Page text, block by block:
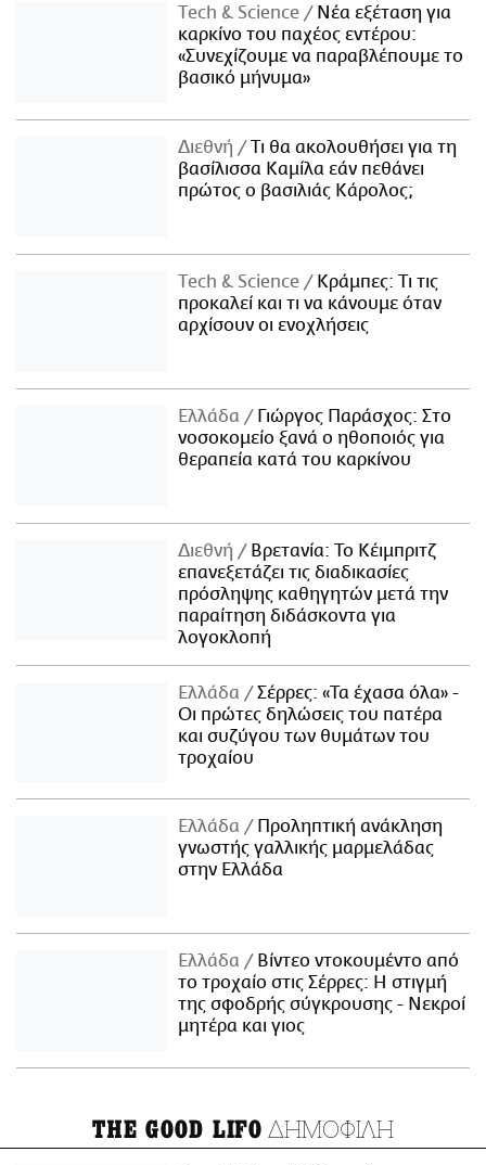
Τech & Science
Νέα εξέταση για
καρκίνο του παχέος εντέρου:
«Συνεχίζουμε να παραβλέπουμε το
βασικό μήνυμα»
Διεθνή
Τι θα ακολουθήσει για τη
βασίλισσα Καμίλα εάν πεθάνει
πρώτος ο βασιλιάς Κάρολος;
Τech & Science
Κράμπες: Τι τις
προκαλεί και τι να κάνουμε όταν
αρχίσουν οι ενοχλήσεις
Ελλάδα
Γιώργος Παράσχος: Στο
νοσοκομείο ξανά ο ηθοποιός για
θεραπεία κατά του καρκίνου
Διεθνή
Βρετανία: Το Κέιμπριτζ
επανεξετάζει τις διαδικασίες
πρόσληψης καθηγητών μετά την
παραίτηση διδάσκοντα για
λογοκλοπή
Ελλάδα
Σέρρες: «Τα έχασα όλα» -
Οι πρώτες δηλώσεις του πατέρα
και συζύγου των θυμάτων του
τροχαίου
Ελλάδα
Προληπτική ανάκληση
γνωστής γαλλικής μαρμελάδας
στην Ελλάδα
Ελλάδα
Βίντεο ντοκουμέντο από
το τροχαίο στις Σέρρες: Η στιγμή
της σφοδρής σύγκρουσης - Νεκροί
μητέρα και γιος
THE GOOD LIFO ΔΗΜΟΦΙΛΗ